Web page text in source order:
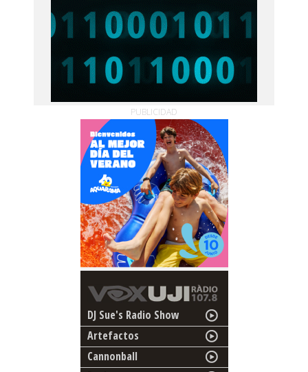
PUBLICIDAD
DJ Sue's Radio Show
Artefactos
Cannonball